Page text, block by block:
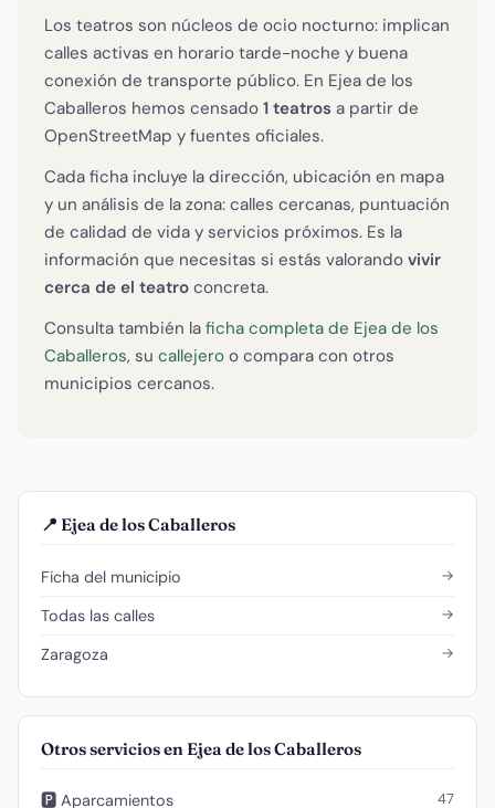
Los teatros son núcleos de ocio nocturno: implican
calles activas en horario tarde-noche y buena
conexión de transporte público. En Ejea de los
Caballeros hemos censado 1 teatros a partir de
OpenStreetMap y fuentes oficiales.
Cada ficha incluye la dirección, ubicación en mapa
y un análisis de la zona: calles cercanas, puntuación
de calidad de vida y servicios próximos. Es la
información que necesitas si estás valorando vivir
cerca de el teatro concreta.
Consulta también la ficha completa de Ejea de los
Caballeros, su callejero o compara con otros
municipios cercanos.
📍 Ejea de los Caballeros
Ficha del municipio →
Todas las calles →
Zaragoza →
Otros servicios en Ejea de los Caballeros
🅿️ Aparcamientos 47